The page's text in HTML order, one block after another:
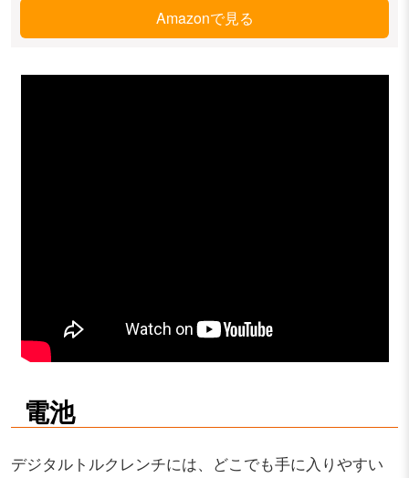
Amazonで見る
電池
デジタルトルクレンチには、どこでも手に入りやすい